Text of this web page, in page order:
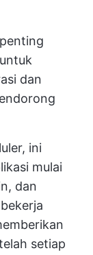
dan
ini
mulai
dan
setiap